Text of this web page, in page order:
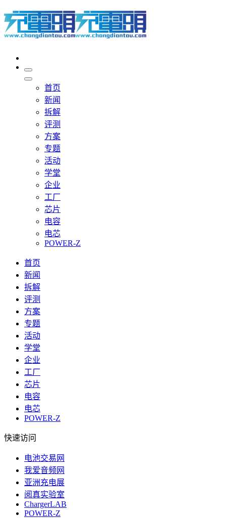
首页
新闻
拆解
评测
方案
专题
活动
学堂
企业
工厂
芯片
电容
电芯
POWER-Z
首页
新闻
拆解
评测
方案
专题
活动
学堂
企业
工厂
芯片
电容
电芯
POWER-Z
快速访问
电池交易网
我爱音频网
亚洲充电展
阅真实验室
ChargerLAB
POWER-Z